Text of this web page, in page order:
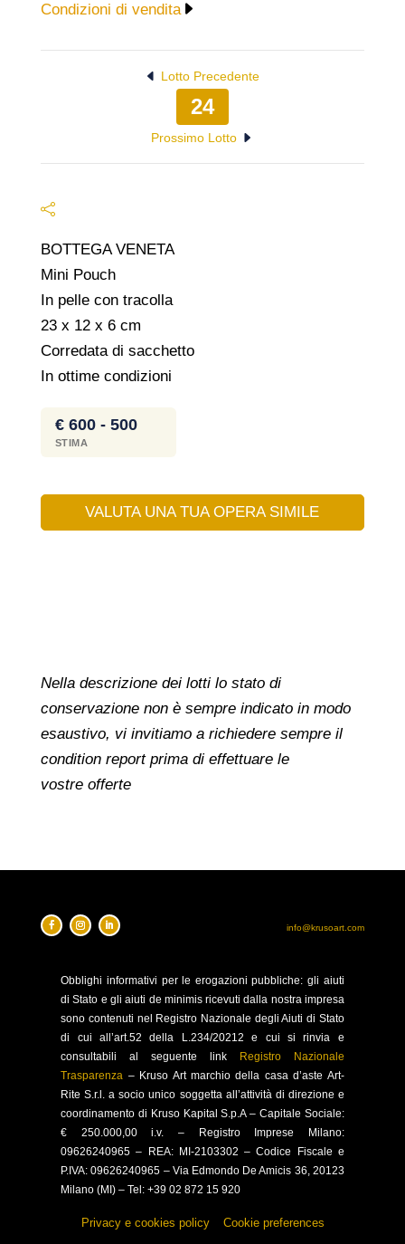
Condizioni di vendita
Lotto Precedente
24
Prossimo Lotto
BOTTEGA VENETA
Mini Pouch
In pelle con tracolla
23 x 12 x 6 cm
Corredata di sacchetto
In ottime condizioni
€ 600 - 500
STIMA
VALUTA UNA TUA OPERA SIMILE
Nella descrizione dei lotti lo stato di
conservazione non è sempre indicato in modo
esaustivo, vi invitiamo a richiedere sempre il
condition report prima di effettuare le
vostre offerte
info@krusoart.com
Obblighi informativi per le erogazioni pubbliche: gli aiuti
di Stato e gli aiuti de minimis ricevuti dalla nostra impresa
sono contenuti nel Registro Nazionale degli Aiuti di Stato
di cui all’art.52 della L.234/20212 e cui si rinvia e
consultabili al seguente link
Registro Nazionale
Trasparenza – Kruso Art marchio della casa d’aste Art-
Rite S.r.l. a socio unico soggetta all’attività di direzione e
coordinamento di Kruso Kapital S.p.A – Capitale Sociale:
€ 250.000,00 i.v. – Registro Imprese Milano:
09626240965 –
REA: MI-2103302 – Codice Fiscale e
P.IVA: 09626240965 – Via Edmondo De Amicis 36, 20123
Milano (MI) – Tel: +39 02 872 15 920
Privacy e cookies policy– Cookie preferences